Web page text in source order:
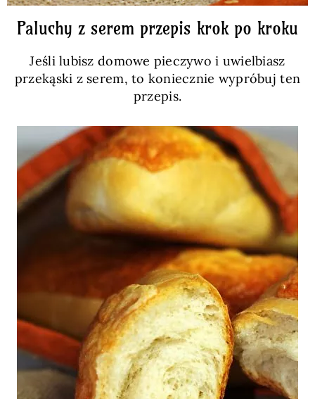
Paluchy z serem przepis krok po kroku
Jeśli lubisz domowe pieczywo i uwielbiasz
przekąski z serem, to koniecznie wypróbuj ten
przepis.